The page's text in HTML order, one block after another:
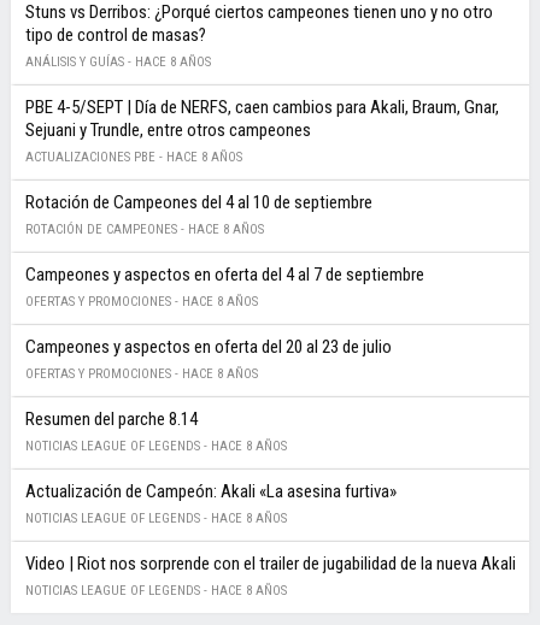
Stuns vs Derribos: ¿Porqué ciertos campeones tienen uno y no otro
tipo de control de masas?
ANÁLISIS Y GUÍAS - HACE 8 AÑOS
PBE 4-5/SEPT | Día de NERFS, caen cambios para Akali, Braum, Gnar,
Sejuani y Trundle, entre otros campeones
ACTUALIZACIONES PBE - HACE 8 AÑOS
Rotación de Campeones del 4 al 10 de septiembre
ROTACIÓN DE CAMPEONES - HACE 8 AÑOS
Campeones y aspectos en oferta del 4 al 7 de septiembre
OFERTAS Y PROMOCIONES - HACE 8 AÑOS
Campeones y aspectos en oferta del 20 al 23 de julio
OFERTAS Y PROMOCIONES - HACE 8 AÑOS
Resumen del parche 8.14
NOTICIAS LEAGUE OF LEGENDS - HACE 8 AÑOS
Actualización de Campeón: Akali «La asesina furtiva»
NOTICIAS LEAGUE OF LEGENDS - HACE 8 AÑOS
Video | Riot nos sorprende con el trailer de jugabilidad de la nueva Akali
NOTICIAS LEAGUE OF LEGENDS - HACE 8 AÑOS